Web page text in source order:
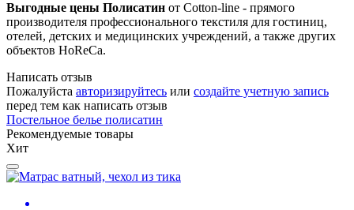
Выгодные цены Полисатин от Cotton-line - прямого
производителя профессионального текстиля для гостиниц,
отелей, детских и медицинских учреждений, а также других
объектов HoReCa.
Написать отзыв
Пожалуйста авторизируйтесь или создайте учетную запись
перед тем как написать отзыв
Постельное белье полисатин
Рекомендуемые товары
Хит